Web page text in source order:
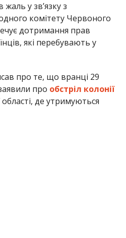
у зв’язку з
комітету Червоного
дотримання прав
які перебувають у
про те, що вранці 29
про обстріл колонії
де утримуються